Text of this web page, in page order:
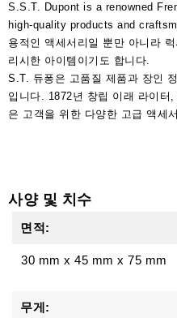
S.S.T. Dupont is a renowned
high-quality products and
용적인 액세서리일 뿐만 아니라
리시한 아이템이기도 합니다.
S.T. 듀퐁은 고품질 제품과 장인
입니다. 1872년 창립 이래 라이
은 고객을 위한 다양한 고급 액세
사양 및 치수
면적:
30 mm x 45 mm x 75 mm
무게: